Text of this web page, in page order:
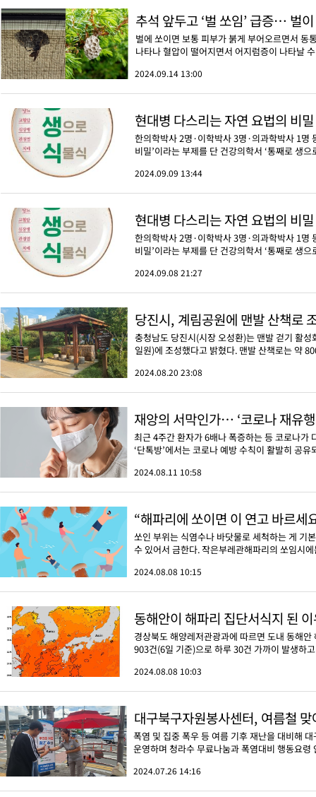
추석 앞두고 ‘벌 쏘임’ 급증… 벌
벌에 쏘이면 보통 피부가 붉게 부어오르면서 동
나타나 혈압이 떨어지면서 어지럼증이 나타날
2024.09.14 13:00
현대병 다스리는 자연 요법의 비
한의학박사 2명·이학박사 3명·의과학박사 1명
비밀’이라는 부제를 단 건강의학서 ‘통째로 생
2024.09.09 13:44
현대병 다스리는 자연 요법의 비
한의학박사 2명·이학박사 3명·의과학박사 1명
비밀’이라는 부제를 단 건강의학서 ‘통째로 생
2024.09.08 21:27
당진시, 계림공원에 맨발 산책로
충청남도 당진시(시장 오성환)는 맨발 걷기 활
일원)에 조성했다고 밝혔다. 맨발 산책로는 약
2024.08.20 23:08
재앙의 서막인가… ‘코로나 재유
최근 4주간 환자가 6배나 폭증하는 등 코로나가
‘단톡방’에서는 코로나 예방 수칙이 활발히 공유
2024.08.11 10:58
“해파리에 쏘이면 이 연고 바르세
쏘인 부위는 식염수나 바닷물로 세척하는 게 기
수 있어서 금한다. 작은부레관해파리의 쏘임시
2024.08.08 10:15
동해안이 해파리 집단서식지 된
경상북도 해양레저관광과에 따르면 도내 동해
903건(6일 기준)으로 하루 30건 가까이 발생하
2024.08.08 10:03
대구북구자원봉사센터, 여름철 맞
폭염 및 집중 폭우 등 여름 기후 재난을 대비해
운영하며 청라수 무료나눔과 폭염대비 행동요령
2024.07.26 14:16